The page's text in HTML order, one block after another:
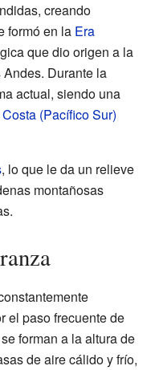
creando
formó en la Era
que dio origen a la
Durante la
actual, siendo una
(Pacífico Sur)
, lo que le da un relieve
montañosas
el paso frecuente de
forman a la altura de
de aire cálido y frío,